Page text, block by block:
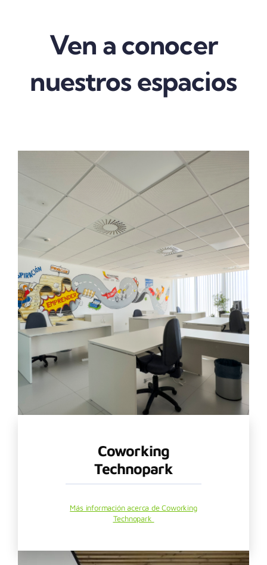
Ven a conocer
nuestros espacios
Coworking
Technopark
Más información acerca de Coworking
Technopark